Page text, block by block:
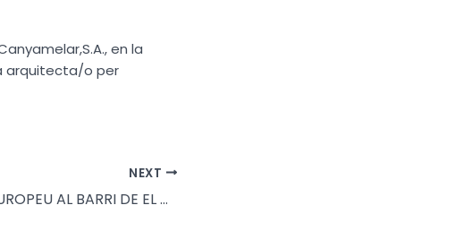
en la
arquitecta/o per
NEXT
PREMI EUROPEU AL BARRI DE EL CABANYAL.